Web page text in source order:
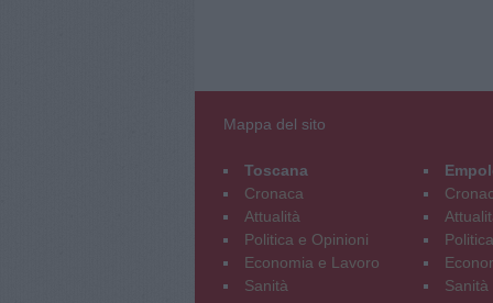
Mappa del sito
Toscana
Cronaca
Attualità
Politica e Opinioni
Economia e Lavoro
Sanità
Sanità